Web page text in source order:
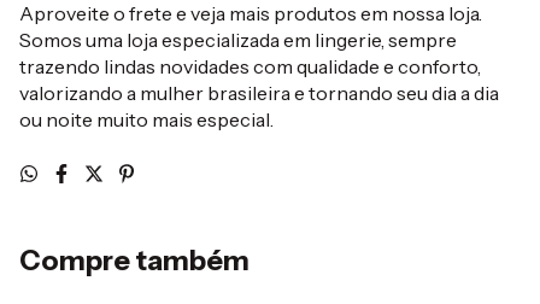
Aproveite o frete e veja mais produtos em nossa loja.
Somos uma loja especializada em lingerie, sempre
trazendo lindas novidades com qualidade e conforto,
valorizando a mulher brasileira e tornando seu dia a dia
ou noite muito mais especial.
Compre também